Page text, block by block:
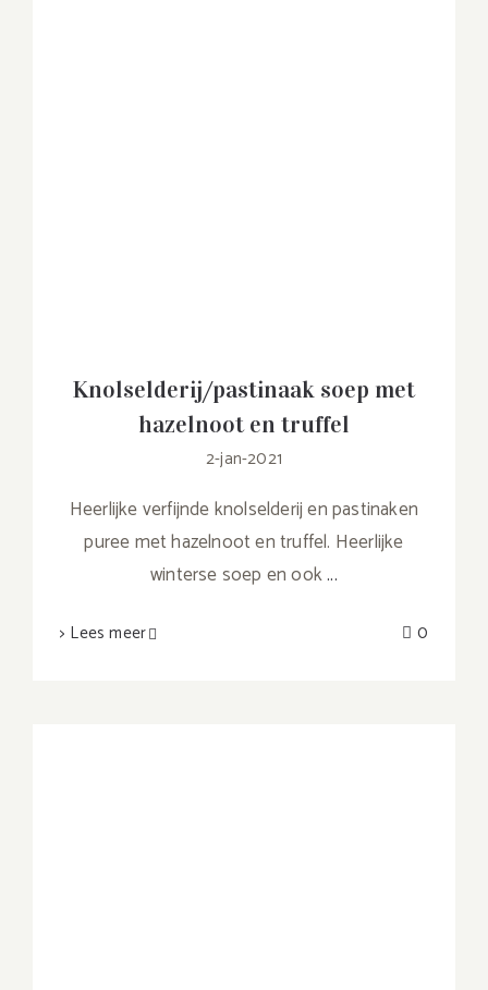
Knolselderij/pastinaak soep met
hazelnoot en truffel
2-jan-2021
Heerlijke verfijnde knolselderij en pastinaken
puree met hazelnoot en truffel. Heerlijke
winterse soep en ook...
> Lees meer 0